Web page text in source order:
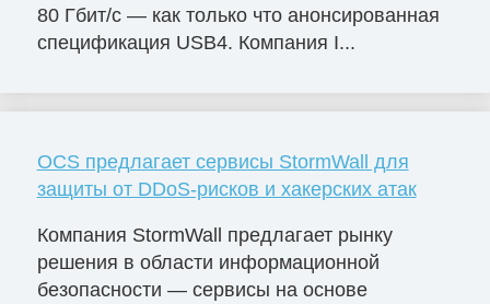
80 Гбит/с — как только что анонсированная
спецификация USB4. Компания I...
OCS предлагает сервисы StormWall для
защиты от DDoS-рисков и хакерских атак
Компания StormWall предлагает рынку
решения в области информационной
безопасности — сервисы на основе